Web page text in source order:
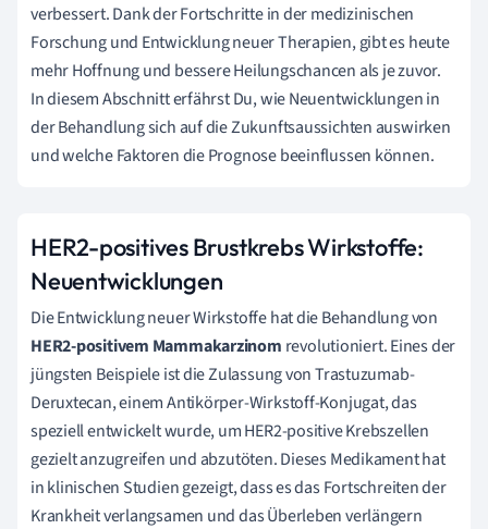
verbessert. Dank der Fortschritte in der medizinischen
Forschung und Entwicklung neuer Therapien, gibt es heute
mehr Hoffnung und bessere Heilungschancen als je zuvor.
In diesem Abschnitt erfährst Du, wie Neuentwicklungen in
der Behandlung sich auf die Zukunftsaussichten auswirken
und welche Faktoren die Prognose beeinflussen können.
HER2-positives Brustkrebs Wirkstoffe:
Neuentwicklungen
Die Entwicklung neuer Wirkstoffe hat die Behandlung von
HER2-positivem Mammakarzinom revolutioniert. Eines der
jüngsten Beispiele ist die Zulassung von Trastuzumab-
Deruxtecan, einem Antikörper-Wirkstoff-Konjugat, das
speziell entwickelt wurde, um HER2-positive Krebszellen
gezielt anzugreifen und abzutöten. Dieses Medikament hat
in klinischen Studien gezeigt, dass es das Fortschreiten der
Krankheit verlangsamen und das Überleben verlängern